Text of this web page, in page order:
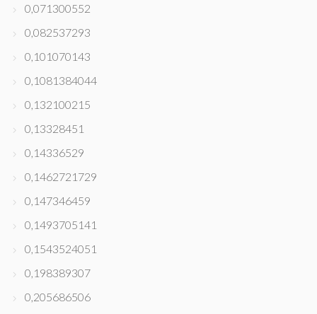
0,071300552
0,082537293
0,101070143
0,1081384044
0,132100215
0,13328451
0,14336529
0,1462721729
0,147346459
0,1493705141
0,1543524051
0,198389307
0,205686506